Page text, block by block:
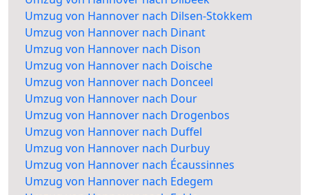
Umzug von Hannover nach Dilsen-Stokkem
Umzug von Hannover nach Dinant
Umzug von Hannover nach Dison
Umzug von Hannover nach Doische
Umzug von Hannover nach Donceel
Umzug von Hannover nach Dour
Umzug von Hannover nach Drogenbos
Umzug von Hannover nach Duffel
Umzug von Hannover nach Durbuy
Umzug von Hannover nach Écaussinnes
Umzug von Hannover nach Edegem